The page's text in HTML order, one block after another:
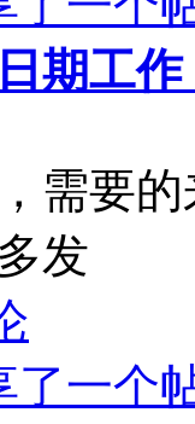
期工作
需要
发
了一个